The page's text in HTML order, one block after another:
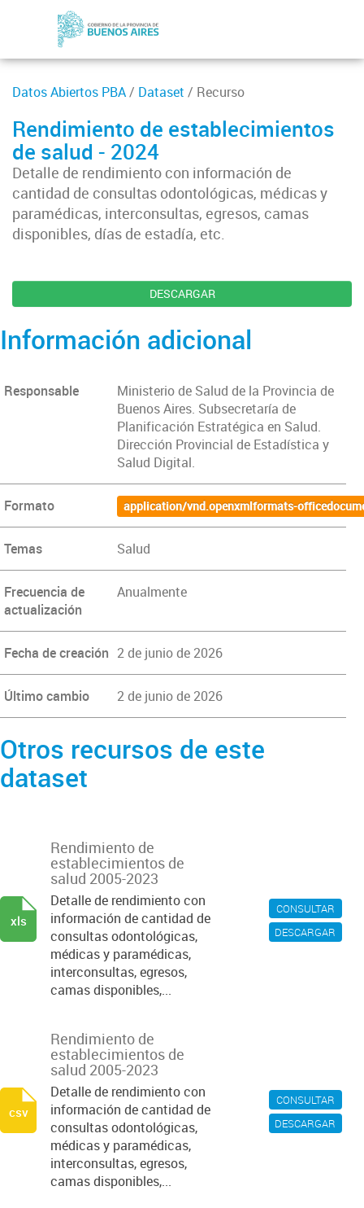
Datos Abiertos PBA/ Dataset / Recurso
Rendimiento de establecimientos
de salud - 2024
Detalle de rendimiento con información de
cantidad de consultas odontológicas, médicas y
paramédicas, interconsultas, egresos, camas
disponibles, días de estadía, etc.
DESCARGAR
Información adicional
Responsable
Ministerio de Salud de la Provincia de
Buenos Aires. Subsecretaría de
Planificación Estratégica en Salud.
Dirección Provincial de Estadística y
Salud Digital.
Formato application/vnd.openxmlformats-
Temas Salud
Frecuencia de
actualización
Anualmente
Fecha de creación 2 de junio de 2026
Último cambio 2 de junio de 2026
Otros recursos de este
dataset
CONSULTAR
DESCARGAR
Rendimiento de
establecimientos de
salud 2005-2023
Detalle de rendimiento con
información de cantidad de
consultas odontológicas,
médicas y paramédicas,
interconsultas, egresos,
camas disponibles,...
xls
CONSULTAR
DESCARGAR
Rendimiento de
establecimientos de
salud 2005-2023
Detalle de rendimiento con
información de cantidad de
consultas odontológicas,
médicas y paramédicas,
interconsultas, egresos,
camas disponibles,...
csv